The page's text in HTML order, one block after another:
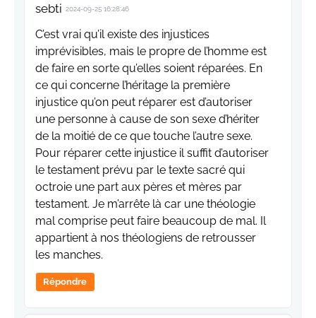
sebti 2024-09-25 16:28:46
C’est vrai qu’il existe des injustices
imprévisibles, mais le propre de l’homme est
de faire en sorte qu’elles soient réparées. En
ce qui concerne l’héritage la première
injustice qu’on peut réparer est d’autoriser
une personne à cause de son sexe d’hériter
de la moitié de ce que touche l’autre sexe.
Pour réparer cette injustice il suffit d’autoriser
le testament prévu par le texte sacré qui
octroie une part aux pères et mères par
testament. Je m’arrête là car une théologie
mal comprise peut faire beaucoup de mal. Il
appartient à nos théologiens de retrousser
les manches.
Répondre